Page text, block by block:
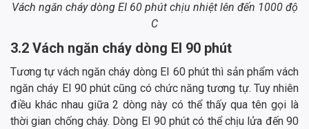
Vách ngăn cháy dòng EI 60 phút chịu nhiệt lên đến 1000 độ
C
3.2 Vách ngăn cháy dòng EI 90 phút
Tương tự vách ngăn cháy dòng EI 60 phút thì sản phẩm vách
ngăn cháy EI 90 phút cũng có chức năng tương tự. Tuy nhiên
điều khác nhau giữa 2 dòng này có thể thấy qua tên gọi là
thời gian chống cháy. Dòng EI 90 phút có thể chịu lửa đến 90